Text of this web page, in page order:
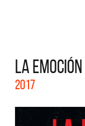
LA
2017